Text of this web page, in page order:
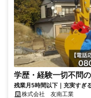
学歴・経験一切不問
残業月5時間以下｜充実すぎ
株式会社 友南工業